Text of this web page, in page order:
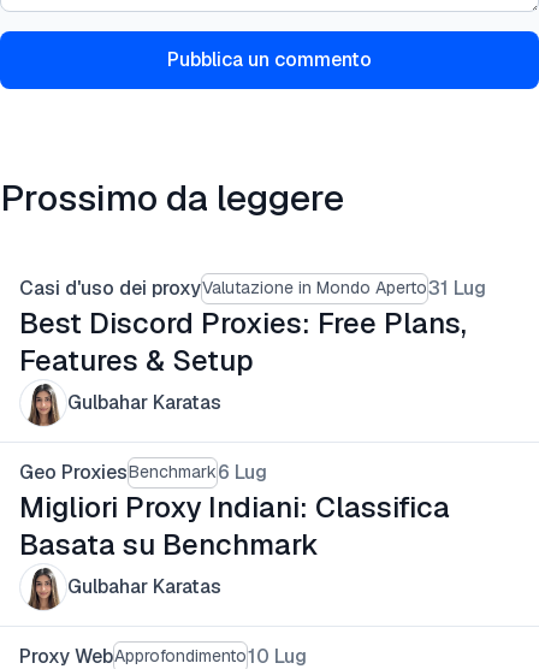
Pubblica un commento
Prossimo da leggere
Casi d'uso dei proxyValutazione in Mondo Aperto31 Lug
Best Discord Proxies: Free Plans,
Features & Setup
Gulbahar Karatas
Geo ProxiesBenchmark6 Lug
Migliori Proxy Indiani: Classifica
Basata su Benchmark
Gulbahar Karatas
Proxy WebApprofondimento10 Lug